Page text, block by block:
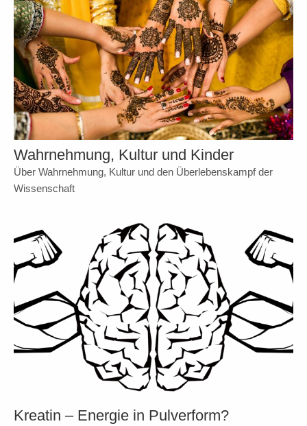
Wahrnehmung, Kultur und Kinder
Über Wahrnehmung, Kultur und den Überlebenskampf der
Wissenschaft
Kreatin – Energie in Pulverform?